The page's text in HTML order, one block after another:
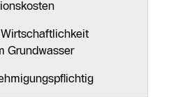
Grundwasser